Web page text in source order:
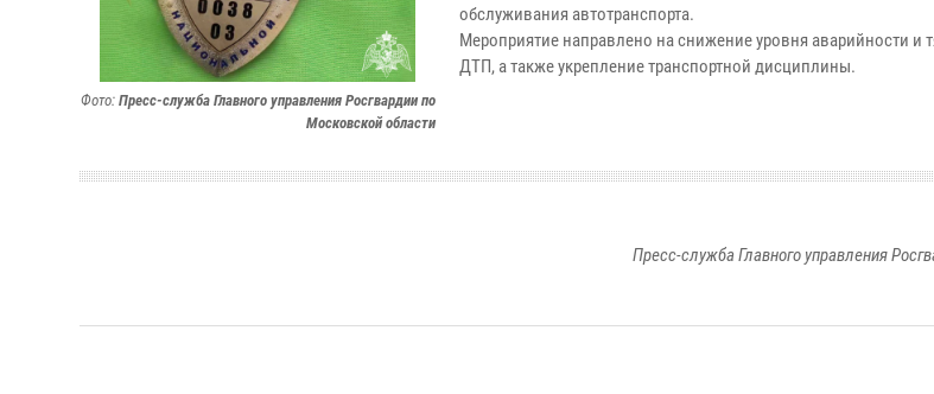
Фото: Пресс-служба Главного управления Росгвардии по
Московской области
обслуживания автотранспорта.
Мероприятие направлено на снижение уровня аварийности и
ДТП, а также укрепление транспортной дисциплины.
Пресс-служба Главного управления